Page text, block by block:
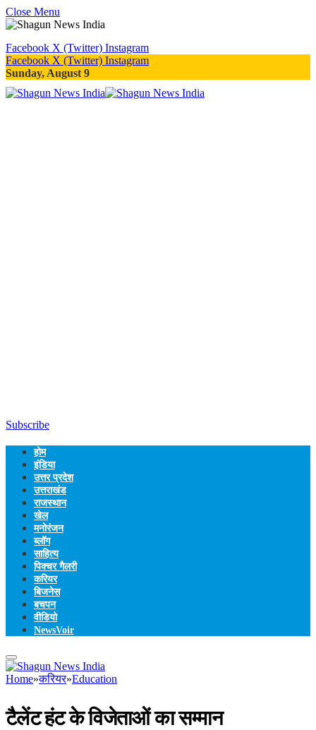
Close Menu
Facebook X (Twitter) Instagram
Facebook X (Twitter) Instagram
Sunday, August 9
Subscribe
होम
इंडिया
उत्तर प्रदेश
उत्तराखंड
राजस्थान
खेल
मनोरंजन
ब्लॉग
साहित्य
पिक्चर गैलरी
करियर
बिजनेस
बचपन
वीडियो
NewsVoir
Home»करियर»Education
टैलेंट हंट के विजेताओं का सम्मान